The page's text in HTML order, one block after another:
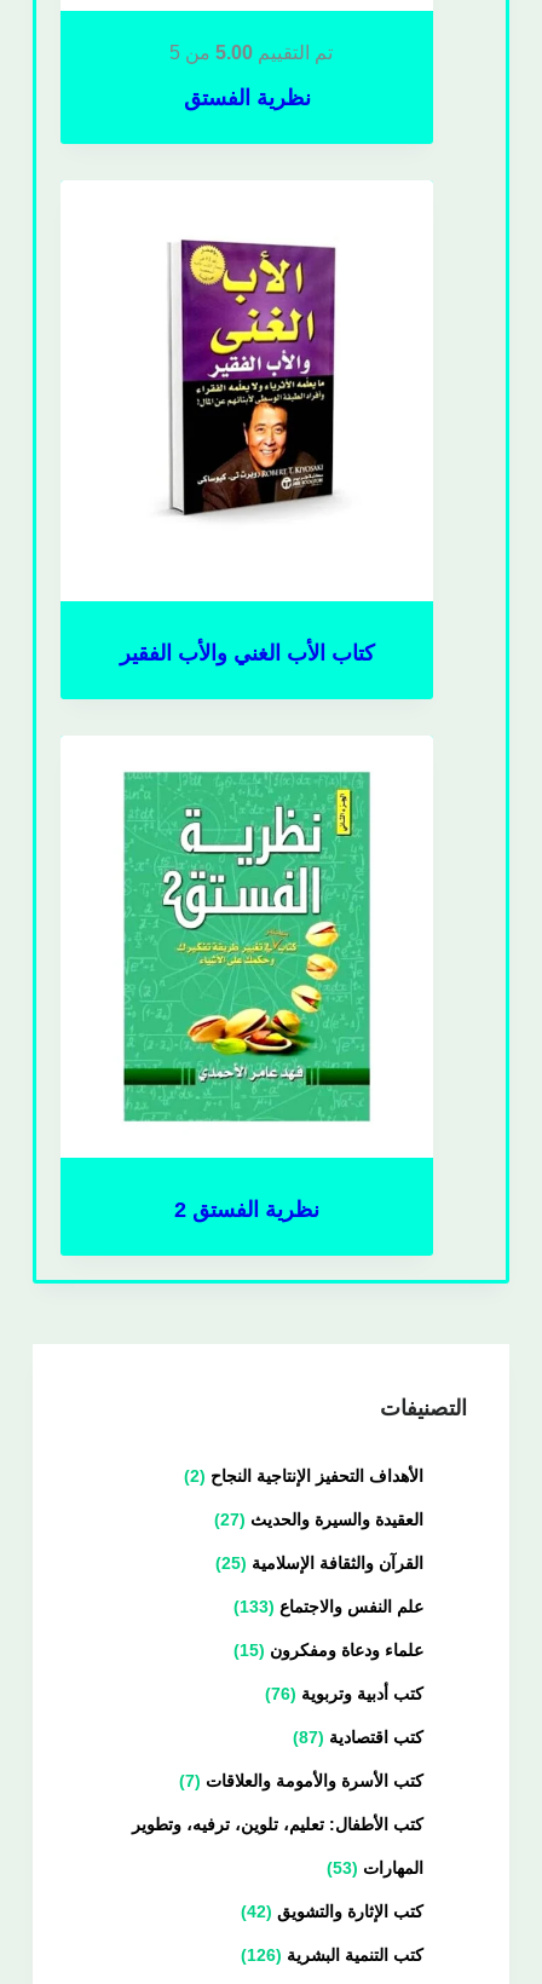
تم التقييم5.00 من 5
نظرية الفستق
كتاب الأب الغني والأب الفقير
نظرية الفستق 2
التصنيفات
الأهداف التحفيز الإنتاجية النجاح 2
العقيدة والسيرة والحديث 27
القرآن والثقافة الإسلامية 25
علم النفس والاجتماع 133
علماء ودعاة ومفكرون 15
كتب أدبية وتربوية 76
كتب اقتصادية 87
كتب الأسرة والأمومة والعلاقات 7
كتب الأطفال: تعليم، تلوين، ترفيه، وتطوير
المهارات 53
كتب الإثارة والتشويق 42
كتب التنمية البشرية 126